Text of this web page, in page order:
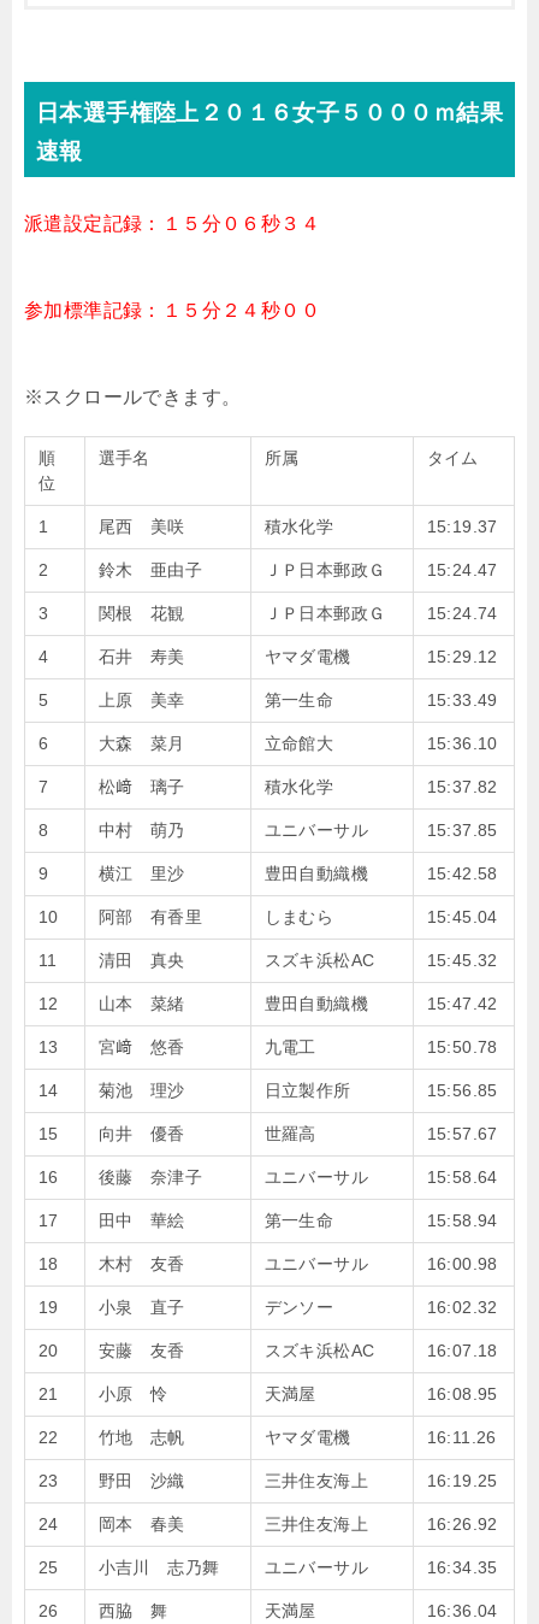
日本選手権陸上２０１６女子５０００ｍ結果
速報
派遣設定記録：１５分０６秒３４
参加標準記録：１５分２４秒００
順
位
選手名 所属 タイム
1 尾西 美咲 積水化学 15:19.37
2 鈴木 亜由子 ＪＰ日本郵政Ｇ 15:24.47
3 関根 花観 ＪＰ日本郵政Ｇ 15:24.74
4 石井 寿美 ヤマダ電機 15:29.12
5 上原 美幸 第一生命 15:33.49
6 大森 菜月 立命館大 15:36.10
7 松﨑 璃子 積水化学 15:37.82
8 中村 萌乃 ユニバーサル 15:37.85
9 横江 里沙 豊田自動織機 15:42.58
10 阿部 有香里 しまむら 15:45.04
11 清田 真央 スズキ浜松AC 15:45.32
12 山本 菜緒 豊田自動織機 15:47.42
13 宮﨑 悠香 九電工 15:50.78
14 菊池 理沙 日立製作所 15:56.85
15 向井 優香 世羅高 15:57.67
16 後藤 奈津子 ユニバーサル 15:58.64
17 田中 華絵 第一生命 15:58.94
18 木村 友香 ユニバーサル 16:00.98
19 小泉 直子 デンソー 16:02.32
20 安藤 友香 スズキ浜松AC 16:07.18
21 小原 怜 天満屋 16:08.95
22 竹地 志帆 ヤマダ電機 16:11.26
23 野田 沙織 三井住友海上 16:19.25
24 岡本 春美 三井住友海上 16:26.92
25 小吉川 志乃舞 ユニバーサル 16:34.35
26 西脇 舞 天満屋 16:36.04